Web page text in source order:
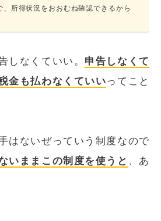
、所得状況をおおむね確認できるから
しなくていい。 申告しなくて
金も払わなくていいってこと
はないぜっていう制度なので
いままこの制度を使うと 、あ